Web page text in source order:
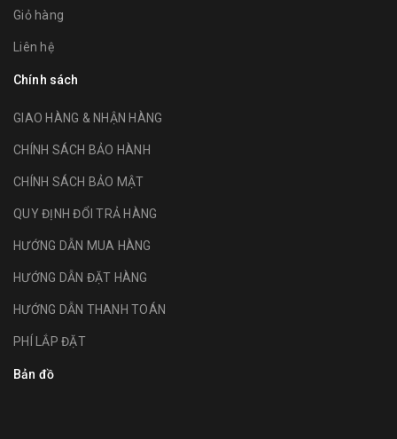
Giỏ hàng
Liên hệ
Chính sách
GIAO HÀNG & NHẬN HÀNG
CHÍNH SÁCH BẢO HÀNH
CHÍNH SÁCH BẢO MẬT
QUY ĐỊNH ĐỔI TRẢ HÀNG
HƯỚNG DẪN MUA HÀNG
HƯỚNG DẪN ĐẶT HÀNG
HƯỚNG DẪN THANH TOÁN
PHÍ LẮP ĐẶT
Bản đồ